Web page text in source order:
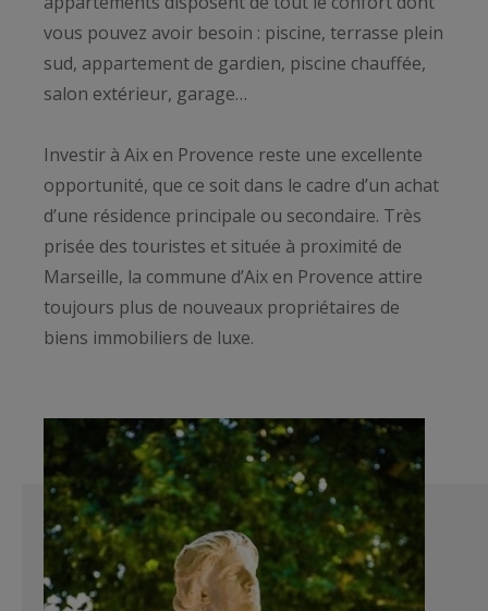
vous pouvez avoir besoin : piscine, terrasse plein
sud, appartement de gardien, piscine chauffée,
salon extérieur, garage…
Investir à Aix en Provence reste une excellente
opportunité, que ce soit dans le cadre d’un achat
d’une résidence principale ou secondaire. Très
prisée des touristes et située à proximité de
Marseille, la commune d’Aix en Provence attire
toujours plus de nouveaux propriétaires de
biens immobiliers de luxe.